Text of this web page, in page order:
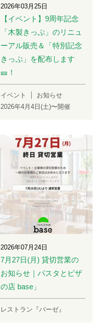
2026年03月25日
【イベント】9周年記念
「木製きっぷ」のリニュ
ーアル販売＆「特別記念
きっぷ」を配布します
🎫！
イベント
お知らせ
2026年4月4日(土)〜開催
2026年07月24日
7月27日(月) 貸切営業の
お知らせ｜パスタとピザ
の店 base」
レストラン『バーゼ』